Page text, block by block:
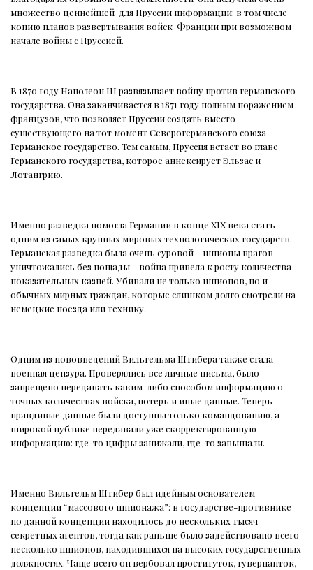
множество ценнейшей для Пруссии информации: в том числе
копию планов развертывания войск Франции при возможном
начале войны с Пруссией.
В 1870 году Наполеон III развязывает войну против германского
государства. Она заканчивается в 1871 году полным поражением
французов, что позволяет Пруссии создать вместо
существующего на тот момент Северогерманского союза
Германское государство. Тем самым, Пруссия встает во главе
Германского государства, которое аннексирует Эльзас и
Лотангрию.
Именно разведка помогла Германии в конце XIX века стать
одним из самых крупных мировых технологических государств.
Германская разведка была очень суровой – шпионы врагов
уничтожались без пощады – война привела к росту количества
показательных казней. Убивали не только шпионов, но и
обычных мирных граждан, которые слишком долго смотрели на
немецкие поезда или технику.
Одним из нововведений Вильгельма Штибера также стала
военная цензура. Проверялись все личные письма, было
запрещено передавать каким-либо способом информацию о
точных количествах войска, потерь и иные данные. Теперь
правдивые данные были доступны только командованию, а
широкой публике передавали уже скорректированную
информацию: где-то цифры занижали, где-то завышали.
Именно Вильгельм Штибер был идейным основателем
концепции “массового шпионажа”: в государстве-противнике
по данной концепции находилось до нескольких тысяч
секретных агентов, тогда как раньше было задействовано всего
несколько шпионов, находившихся на высоких государственных
должностях. Чаще всего он вербовал проституток, гувернанток,